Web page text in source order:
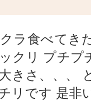
ラ食べて
クリ プチプ
きさ、、、
リです 是非